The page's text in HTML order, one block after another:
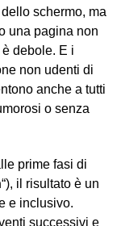
schermo, ma
una pagina non
debole. E i
non udenti di
anche a tutti
o senza
prime fasi di
“), il risultato è un
e inclusivo.
successivi e